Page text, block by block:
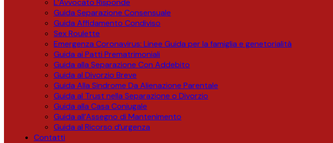
L’Avvocato Risponde
Guida Separazione Consensuale
Guida Affidamento Condiviso
Sex Roulette
Emergenza Coronavirus: Linee Guida per la famiglia e genetorialità
Guida ai Patti Prematrimoniali
Guida alla Separazione Con Addebito
Guida al Divorzio Breve
Guida Alla Sindrome Da Alienazione Parentale
Guida al Trust nella Separazione o Divorzio
Guida alla Casa Coniugale
Guida all’Assegno di Mantenimento
Guida al Ricorso d’urgenza
Contatti